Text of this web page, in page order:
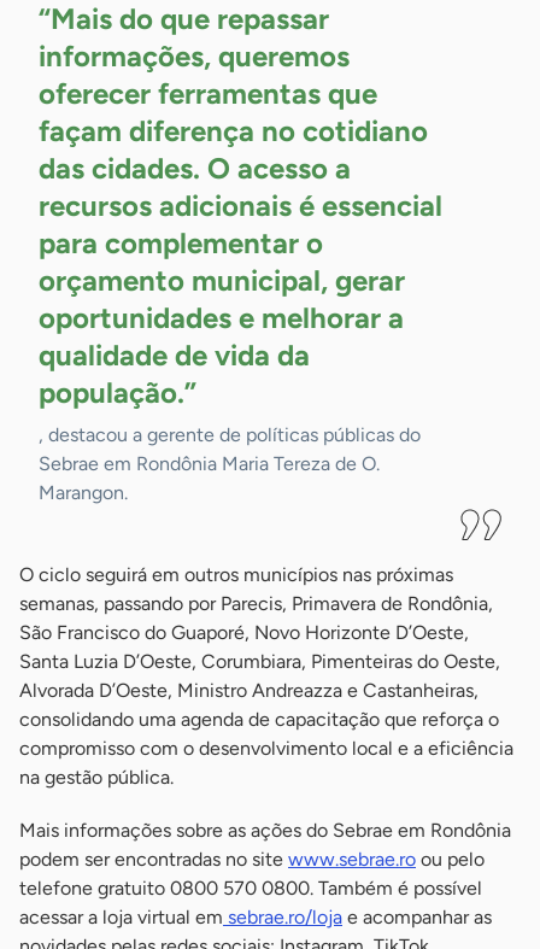
“Mais do que repassar
informações, queremos
oferecer ferramentas que
façam diferença no cotidiano
das cidades. O acesso a
recursos adicionais é essencial
para complementar o
orçamento municipal, gerar
oportunidades e melhorar a
qualidade de vida da
população.”
, destacou a gerente de políticas públicas do
Sebrae em Rondônia Maria Tereza de O.
Marangon.
O ciclo seguirá em outros municípios nas próximas
semanas, passando por Parecis, Primavera de Rondônia,
São Francisco do Guaporé, Novo Horizonte D’Oeste,
Santa Luzia D’Oeste, Corumbiara, Pimenteiras do Oeste,
Alvorada D’Oeste, Ministro Andreazza e Castanheiras,
consolidando uma agenda de capacitação que reforça o
compromisso com o desenvolvimento local e a eficiência
na gestão pública.
Mais informações sobre as ações do Sebrae em Rondônia
podem ser encontradas no site www.sebrae.ro ou pelo
telefone gratuito 0800 570 0800. Também é possível
acessar a loja virtual em sebrae.ro/loja e acompanhar as